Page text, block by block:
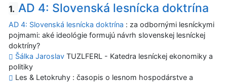
1. AD 4: Slovenská lesnícka doktrína
AD 4: Slovenská lesnícka doktrína : za odbornými lesníckymi
pojmami: aké ideológie formujú návrh slovenskej lesníckej
doktríny?
Šálka Jaroslav TUZLFERL - Katedra lesníckej ekonomiky a
politiky
Les & Letokruhy : časopis o lesnom hospodárstve a